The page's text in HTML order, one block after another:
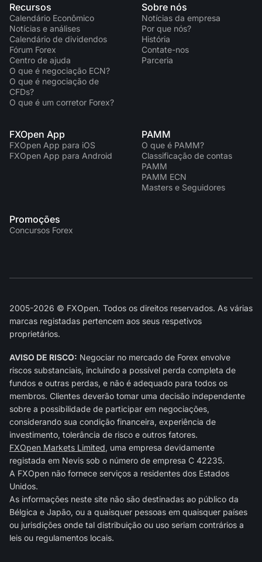
Recursos
Calendário Econômico
Notícias e análises
Calendário de dividendos
Fórum Forex
Centro de ajuda
O que é negociação ECN?
O que é negociação de
CFDs?
O que é um corretor Forex?
Sobre nós
Notícias da empresa
Por que nós?
História
Contate-nos
Parceria
FXOpen App
FXOpen App para iOS
FXOpen App para Android
PAMM
O que é PAMM?
Classificação de contas
PAMM
PAMM ECN
Masters e Seguidores
Promoções
Concursos Forex
2005-2026 © FXOpen. Todos os direitos reservados. As várias
marcas registadas pertencem aos seus respetivos
proprietários.
AVISO DE RISCO: Negociar no mercado de Forex envolve
riscos substanciais, incluindo a possível perda completa de
fundos e outras perdas, e não é adequado para todos os
membros. Clientes deverão tomar uma decisão independente
sobre a possibilidade de participar em negociações,
considerando sua condição financeira, experiência de
investimento, tolerância de risco e outros fatores.
FXOpen Markets Limited, uma empresa devidamente
registada em Nevis sob o número de empresa C 42235.
A FXOpen não fornece serviços a residentes dos Estados
Unidos.
As informações neste site não são destinadas ao público da
Bélgica e Japão, ou a quaisquer pessoas em quaisquer países
ou jurisdições onde tal distribuição ou uso seriam contrários a
leis ou regulamentos locais.